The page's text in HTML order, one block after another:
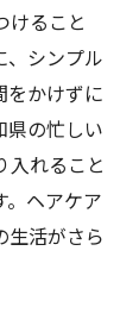
けること
、シンプル
をかけずに
県の忙しい
入れること
。ヘアケア
生活がさら